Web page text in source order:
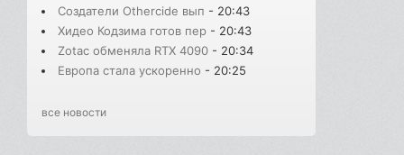
Создатели Othercide вып - 20:43
Хидео Кодзима готов пер - 20:43
Zotac обменяла RTX 4090 - 20:34
Европа стала ускоренно - 20:25
все новости